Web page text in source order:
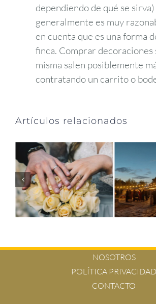
dependiendo de qué se sirva)
generalmente es muy
en cuenta que es una forma
finca. Comprar
misma salen posiblemente
contratando un carrito o
Artículos relacionados
Ideas para
pedir la mano
de la novia
NOSOTROS
POLÍTICA PRIVACIDAD
CONTACTO